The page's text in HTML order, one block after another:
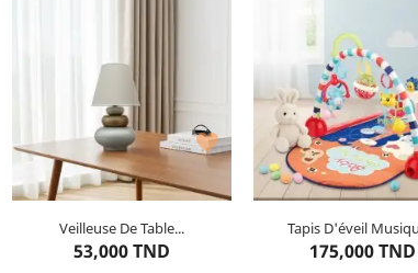

Veilleuse De Table...
53,000 TND
Couleur : Beige
Dernierarticle restant Tapis D'éveil
175,000 TND
Couleur : Rouge
Matière : Coton
Matière : Plastique
Dernierarticle